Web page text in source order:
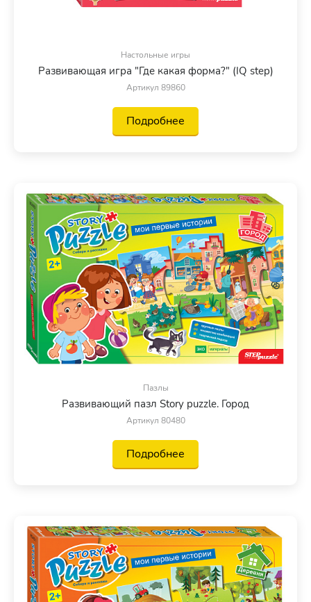
Настольные игры
Развивающая игра "Где какая форма?" (IQ step)
Артикул 89860
Подробнее
Пазлы
Развивающий пазл Story puzzle. Город
Артикул 80480
Подробнее